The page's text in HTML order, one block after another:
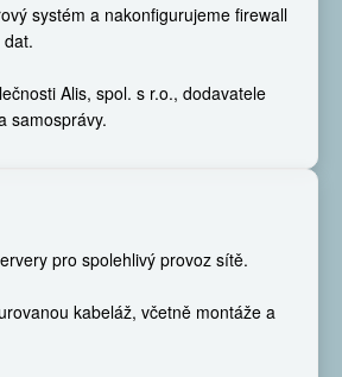
systém a nakonfigurujeme firewall
Alis, spol. s r.o., dodavatele
samosprávy.
pro spolehlivý provoz sítě.
kabeláž, včetně montáže a